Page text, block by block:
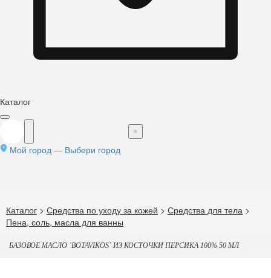
Каталог
Мой город — Выбери город
Каталог > Средства по уходу за кожей > Средства для тела >
Пена, соль, масла для ванны
БАЗОВОЕ МАСЛО `BOTAVIKOS` ИЗ КОСТОЧКИ ПЕРСИКА 100% 50 МЛ